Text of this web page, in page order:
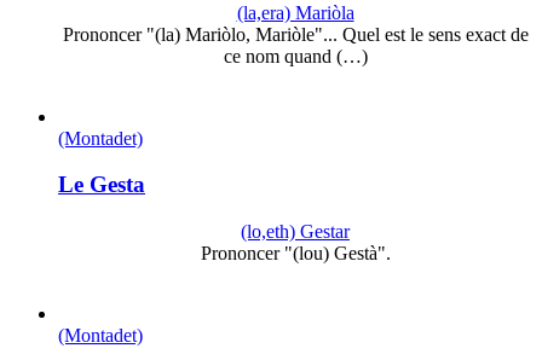
(la,era) Mariòla
Prononcer "(la) Mariòlo, Mariòle"... Quel est le sens exact de
ce nom quand (…)
(Montadet)
Le Gesta
(lo,eth) Gestar
Prononcer "(lou) Gestà".
(Montadet)